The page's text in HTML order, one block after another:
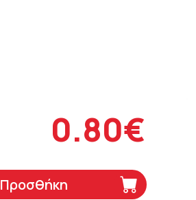
0.80€
Προσθήκη